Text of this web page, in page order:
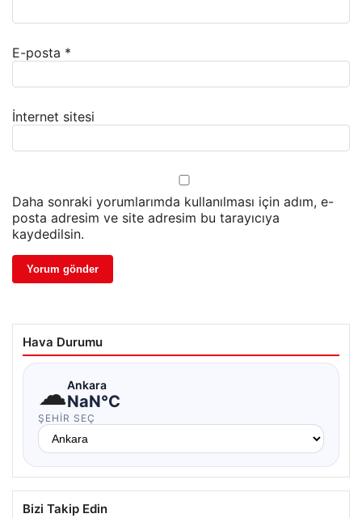
E-posta *
İnternet sitesi
Daha sonraki yorumlarımda kullanılması için adım, e-
posta adresim ve site adresim bu tarayıcıya
kaydedilsin.
Hava Durumu
☁Ankara
NaN°C
ŞEHIR SEÇ
Bizi Takip Edin